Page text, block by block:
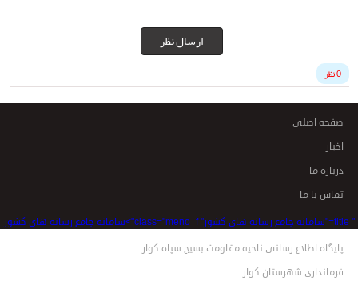
ارسال نظر
0 نظر
صفحه اصلی
اخبار
درباره ما
تماس با ما
" title="سامانه جامع رسانه های کشور" class="meno_f">سامانه جامع رسانه های کشور
پایگاه اطلاع رسانی ناحیه مقاومت بسیج سپاه کوار
فرمانداری شهرستان کوار